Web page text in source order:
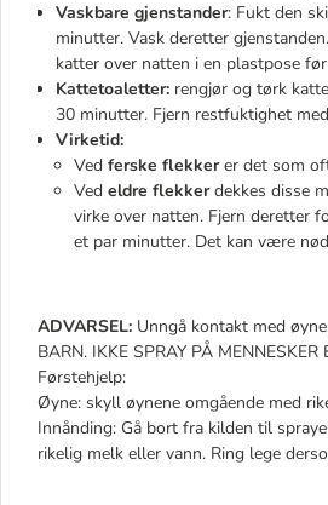
Vaskbare gjenstander: Fukt den
minutter. Vask deretter
katter over natten i en plastpose
Kattetoaletter: rengjør og tørk
30 minutter. Fjern restfuktighet
Virketid:
Ved ferske flekkerer det som
Ved eldre flekkerdekkes disse
virke over natten. Fjern deretter
et par minutter. Det kan være
ADVARSEL: Unngå kontakt med
BARN. IKKE SPRAY PÅ MENNESKER
Førstehjelp:
Øyne: skyll øynene omgående med
Innånding: Gå bort fra kilden til
rikelig melk eller vann. Ring lege